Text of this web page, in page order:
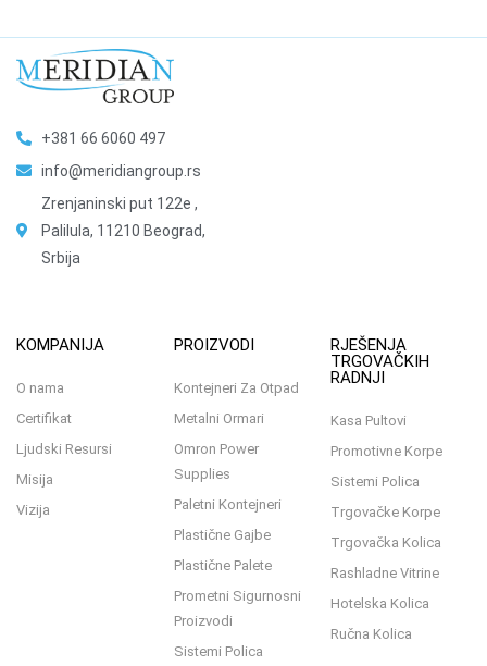
+381 66 6060 497
info@meridiangroup.rs
Zrenjaninski put 122e ,
Palilula, 11210 Beograd,
Srbija
KOMPANIJA
O nama
Certifikat
Ljudski Resursi
Misija
Vizija
PROIZVODI
Kontejneri Za Otpad
Metalni Ormari
Omron Power
Supplies
Paletni Kontejneri
Plastične Gajbe
Plastične Palete
Prometni Sigurnosni
Proizvodi
Sistemi Polica
RJEŠENJA
TRGOVAČKIH
RADNJI
Kasa Pultovi
Promotivne Korpe
Sistemi Polica
Trgovačke Korpe
Trgovačka Kolica
Rashladne Vitrine
Hotelska Kolica
Ručna Kolica